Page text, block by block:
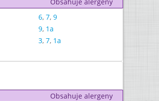
6, 7, 9
9, 1a
3, 7, 1a
Obsahuje alergeny